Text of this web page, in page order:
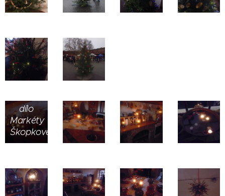
Kuchyně.
Vonělo
to tu.
dílo
Markéty
Škopkové